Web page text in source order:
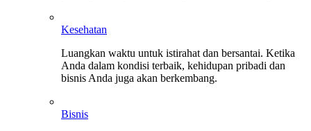
Kesehatan
Luangkan waktu untuk istirahat dan bersantai. Ketika
Anda dalam kondisi terbaik, kehidupan pribadi dan
bisnis Anda juga akan berkembang.
Bisnis